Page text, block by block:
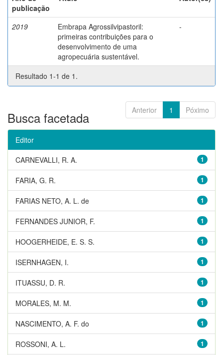
publicação
2019
Embrapa Agrossilvipastoril:
primeiras contribuições para o
desenvolvimento de uma
agropecuária sustentável.
-
Resultado 1-1 de 1.
Anterior 1 Póximo
Busca facetada
Editor
1
CARNEVALLI, R. A.
1
FARIA, G. R.
1
FARIAS NETO, A. L. de
1
FERNANDES JUNIOR, F.
1
HOOGERHEIDE, E. S. S.
1
ISERNHAGEN, I.
1
ITUASSU, D. R.
1
MORALES, M. M.
1
NASCIMENTO, A. F. do
1
ROSSONI, A. L.